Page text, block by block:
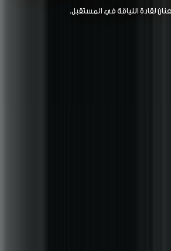
لقادة اللياقة في المستقبل.